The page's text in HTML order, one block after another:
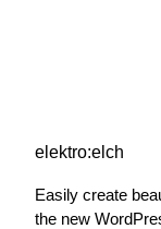
elektro:elch
Easily create
the new